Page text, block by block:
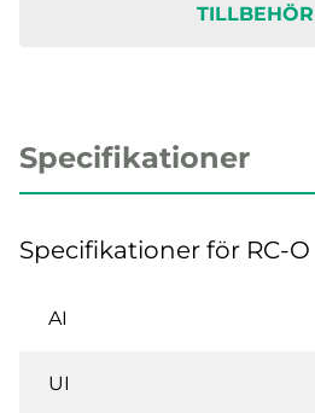
TILLBEHÖR
Specifikationer
Specifikationer för RC-O
AI
UI